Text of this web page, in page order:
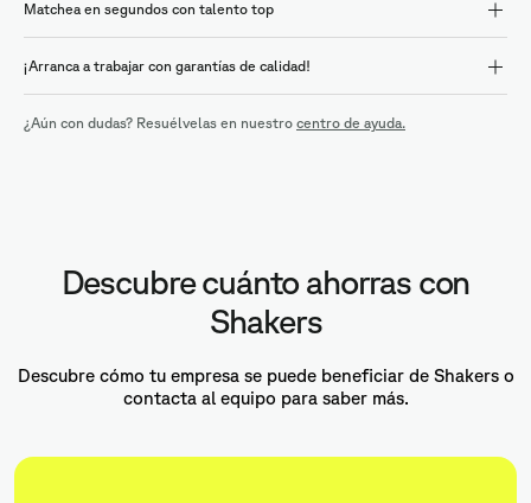
Matchea en segundos con talento top
¡Arranca a trabajar con garantías de calidad!
¿Aún con dudas? Resuélvelas en nuestro centro de ayuda.
Descubre cuánto ahorras con
Shakers
Descubre cómo tu empresa se puede beneficiar de Shakers o
contacta al equipo para saber más.